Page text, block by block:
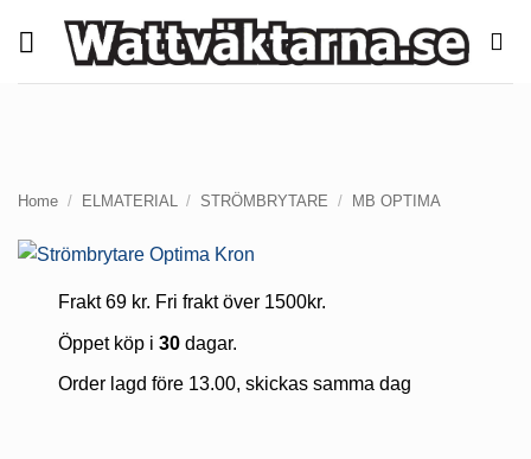
Home / ELMATERIAL / STRÖMBRYTARE / MB OPTIMA
Frakt 69 kr. Fri frakt över 1500kr.
Öppet köp i 30dagar.
Order lagd före 13.00, skickas samma dag